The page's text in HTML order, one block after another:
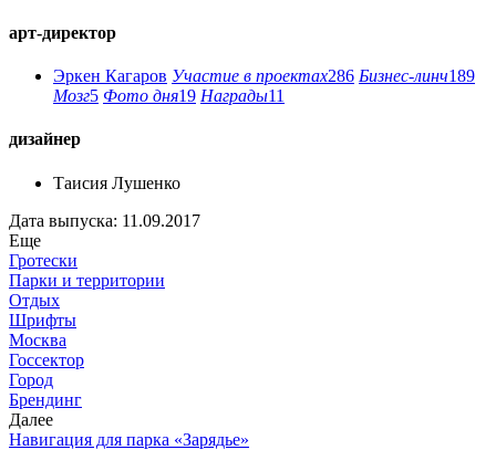
арт-директор
Эркен Кагаров Участие в проектах286 Бизнес-линч189
Мозг5 Фото дня19 Награды11
дизайнер
Таисия Лушенко
Дата выпуска: 11.09.2017
Еще
Гротески
Парки и территории
Отдых
Шрифты
Москва
Госсектор
Город
Брендинг
Далее
Навигация для парка «Зарядье»